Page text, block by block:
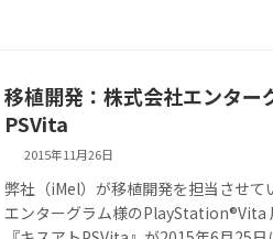
移植開発：株式会社エンター
PSVita
2015年11月26日
弊社（iMel）が移植開発を担当させて
エンターグラム様のPlayStation®Vita